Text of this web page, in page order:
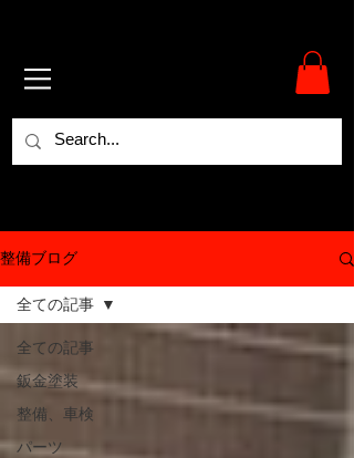
整備ブログ
全ての記事
鈑金塗装
整備、車検
パーツ
全ての記事